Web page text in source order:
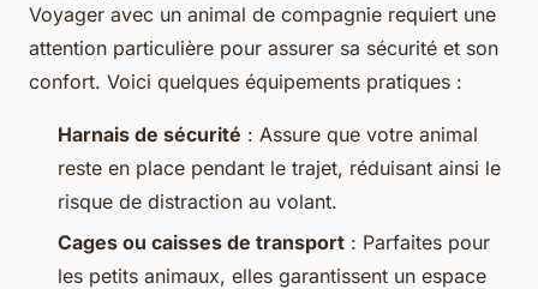
Voyager avec un animal de compagnie requiert une
attention particulière pour assurer sa sécurité et son
confort. Voici quelques équipements pratiques :
Harnais de sécurité : Assure que votre animal
reste en place pendant le trajet, réduisant ainsi le
risque de distraction au volant.
Cages ou caisses de transport : Parfaites pour
les petits animaux, elles garantissent un espace